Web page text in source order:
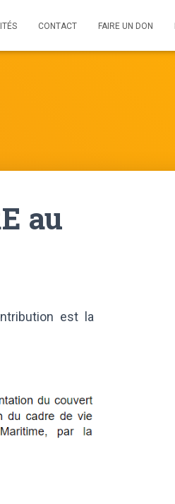
CONTACT FAIRE UN DON
au
est la